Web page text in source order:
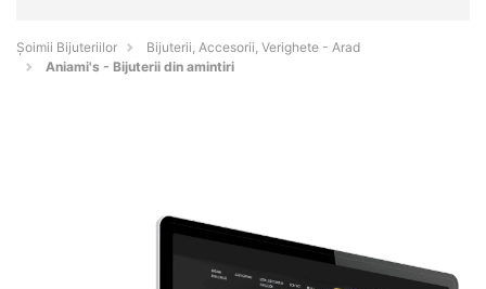
Şoimii Bijuteriilor
Bijuterii, Accesorii, Verighete - Arad
Aniami's - Bijuterii din amintiri